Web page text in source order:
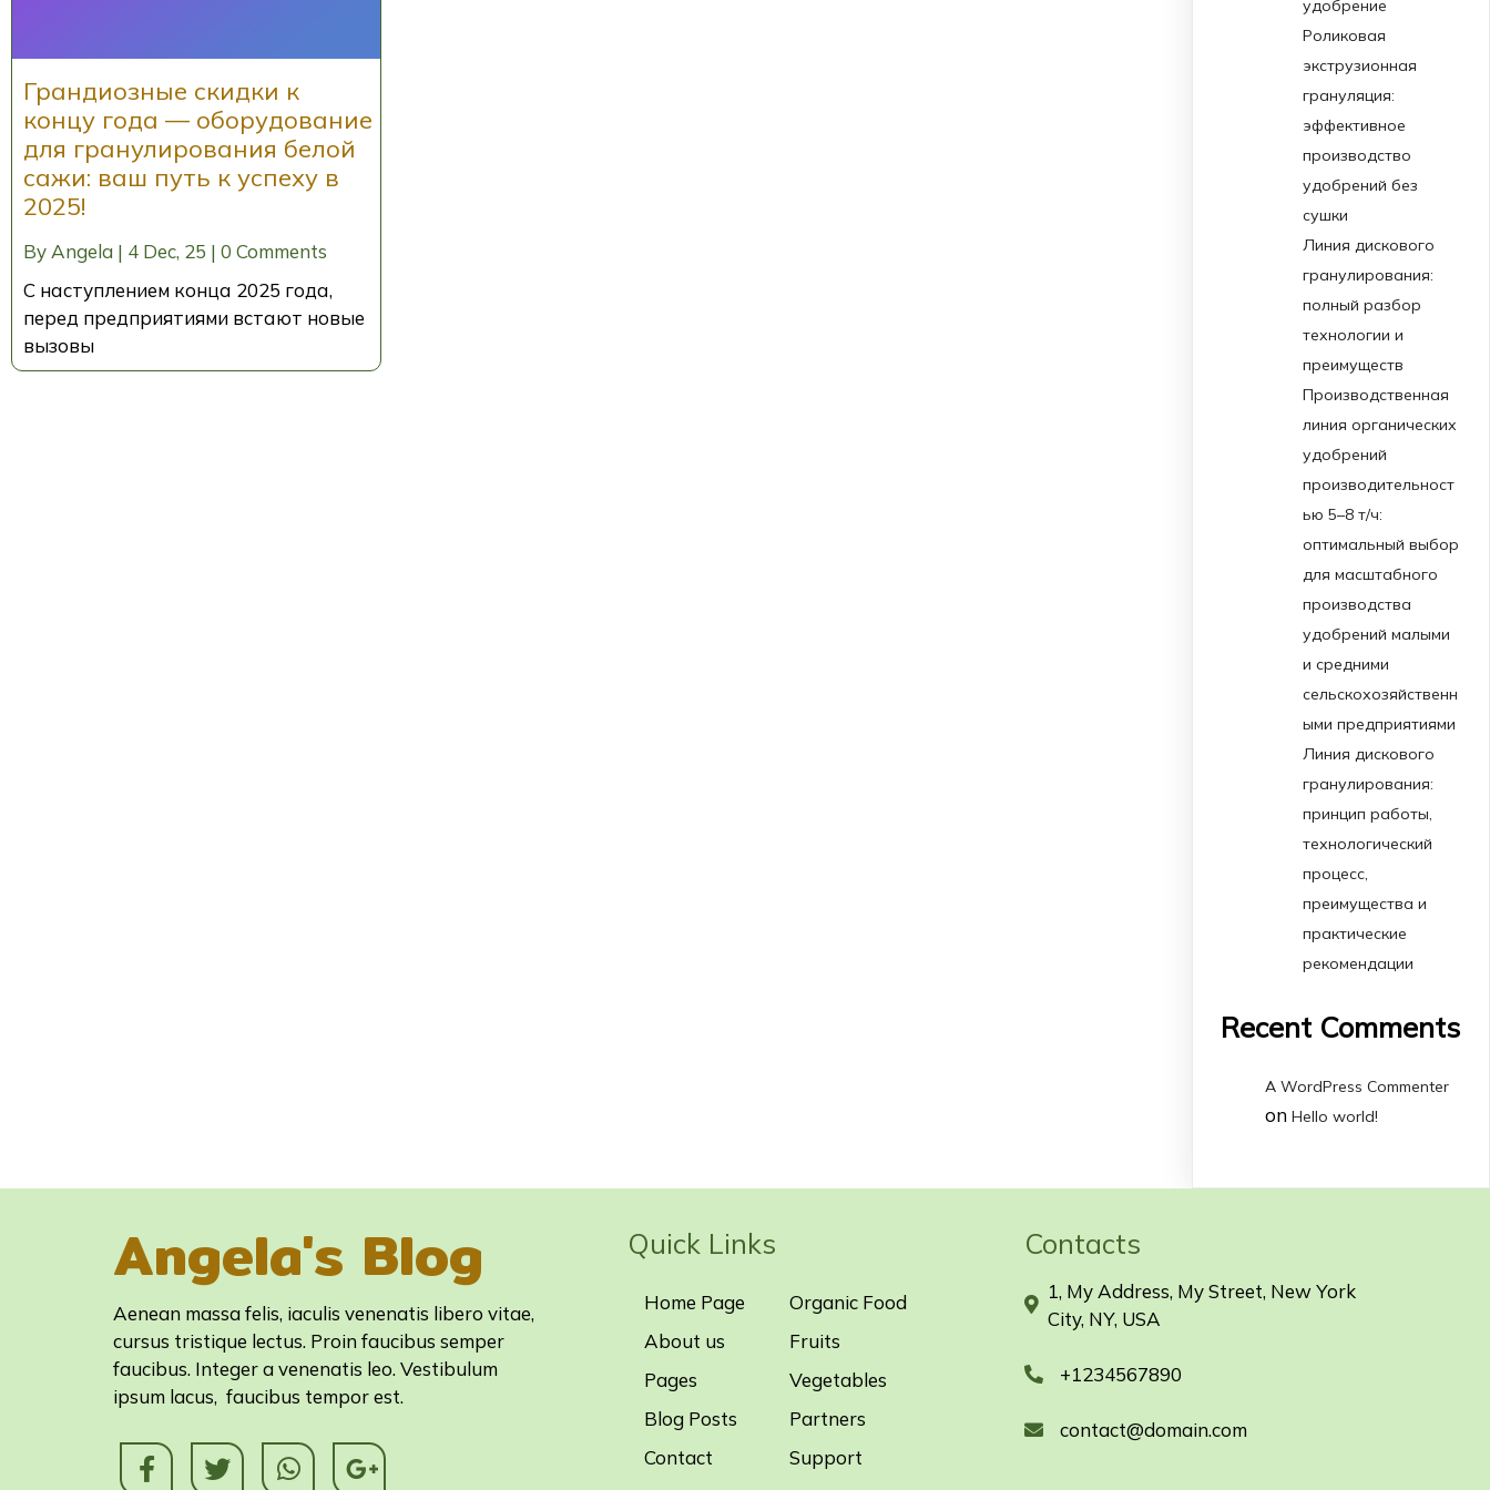
Грандиозные скидки к
концу года — оборудование
для гранулирования белой
сажи: ваш путь к успеху в
2025!
ByAngela | 4 Dec, 25 | 0 Comments
С наступлением конца 2025 года,
перед предприятиями встают новые
вызовы
удобрение
Роликовая
экструзионная
грануляция:
эффективное
производство
удобрений без
сушки
Линия дискового
гранулирования:
полный разбор
технологии и
преимуществ
Производственная
линия органических
удобрений
производительност
ью 5–8 т/ч:
оптимальный выбор
для масштабного
производства
удобрений малыми
и средними
сельскохозяйственн
ыми предприятиями
Линия дискового
гранулирования:
принцип работы,
технологический
процесс,
преимущества и
практические
рекомендации
Recent Comments
A WordPress Commenter
onHello world!
Angela's Blog
Aenean massa felis, iaculis venenatis libero vitae,
cursus tristique lectus. Proin faucibus semper
faucibus. Integer a venenatis leo. Vestibulum
ipsum lacus, faucibus tempor est.
Quick Links
Home Page
About us
Pages
Blog Posts
Contact
Organic Food
Fruits
Vegetables
Partners
Support
Contacts
1, My Address, My Street, New York
City, NY, USA
+1234567890
contact@domain.com